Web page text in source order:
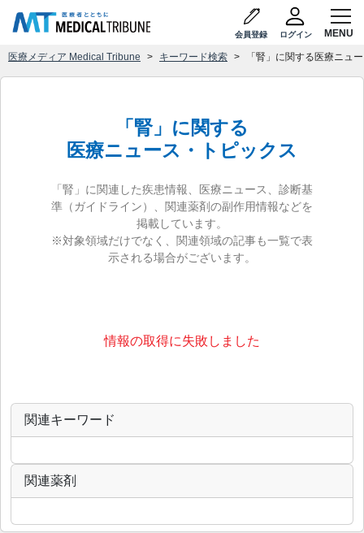
会員登録 ログイン
医療メディア Medical Tribune キーワード検索 「腎」に関する医療ニュ
「腎」に関する
医療ニュース・トピックス
「腎」に関連した疾患情報、医療ニュース、診断基
準（ガイドライン）、関連薬剤の副作用情報などを
掲載しています。
※対象領域だけでなく、関連領域の記事も一覧で表
示される場合がございます。
情報の取得に失敗しました
関連キーワード
関連薬剤